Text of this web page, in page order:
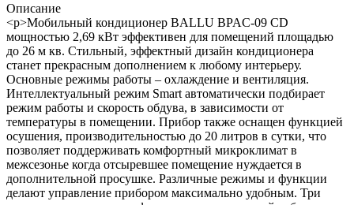
Описание
<p>Мобильный кондиционер BALLU BPAC-09 CD
мощностью 2,69 кВт эффективен для помещений площадью
до 26 м кв. Стильный, эффектный дизайн кондиционера
станет прекрасным дополнением к любому интерьеру.
Основные режимы работы – охлаждение и вентиляция.
Интеллектуальный режим Smart автоматически подбирает
режим работы и скорость обдува, в зависимости от
температуры в помещении. Прибор также оснащен функцией
осушения, производительностью до 20 литров в сутки, что
позволяет поддерживать комфортный микроклимат в
межсезонье когда отсыревшее помещение нуждается в
дополнительной просушке. Различные режимы и функции
делают управление прибором максимально удобным. Три